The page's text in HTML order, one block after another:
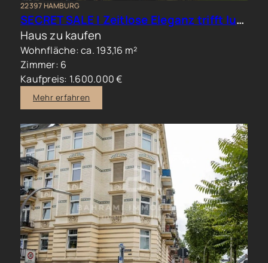
22397 HAMBURG
SECRET SALE | Zeitlose Eleganz trifft luxuriöses Familienwohnen im Hamburger Norden
Haus zu kaufen
Wohnfläche: ca. 193,16 m²
Zimmer: 6
Kaufpreis: 1.600.000 €
Mehr erfahren